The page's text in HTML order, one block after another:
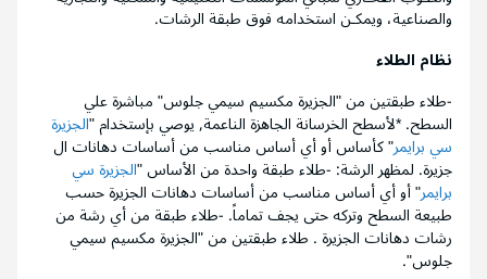
والصناعية، ويمكـن استخدامه فوق طبقة الرشات.
نظام الطلاء
-طلاء طبقتين من "الجزيرة مكسيم سيمي جلوس" مباشرة علي
السطح. *لأسطح الخرسانة الجاهزة الناعمة, يوصي بإستخدام "الجزيرة
سي برايمر" كأساس أو أي أساس مناسب من أساسات دهانات ال
جزيرة. لمظهر الرشة: -طلاء طبقة واحدة من الأساس "الجزيرة سي
برايمر" أو أي أساس مناسب من أساسات دهانات الجزيرة حسب
طبيعة السطح وتركه حتى يجف تماماً. -طلاء طبقة من أي رشة من
رشات دهانات الجزيرة . طلاء طبقتين من "الجزيرة مكسيم سيمي
جلوس".